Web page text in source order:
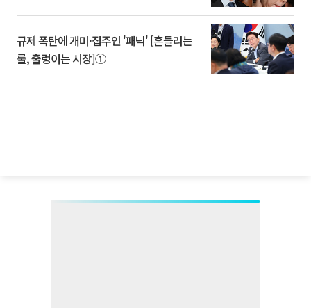
규제 폭탄에 개미·집주인 '패닉' [흔들리는
룰, 출렁이는 시장]①